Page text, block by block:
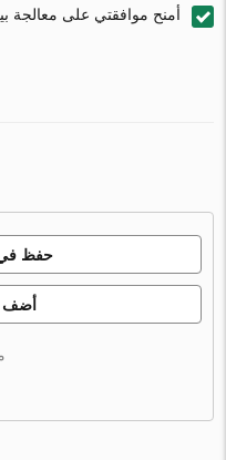
أمنح موافقتي على معالجة
حفظ في
أضف